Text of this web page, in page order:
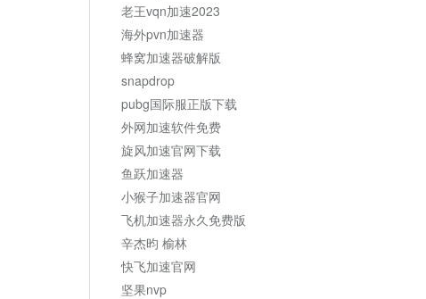
老王vqn加速2023
海外pvn加速器
蜂窝加速器破解版
snapdrop
pubg国际服正版下载
外网加速软件免费
旋风加速官网下载
鱼跃加速器
小猴子加速器官网
飞机加速器永久免费版
辛杰昀 榆林
快飞加速官网
坚果nvp